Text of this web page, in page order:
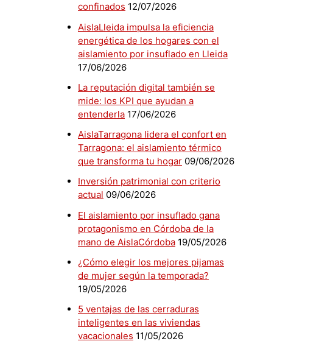
confinados 12/07/2026
AislaLleida impulsa la eficiencia
energética de los hogares con el
aislamiento por insuflado en Lleida
17/06/2026
La reputación digital también se
mide: los KPI que ayudan a
entenderla 17/06/2026
AislaTarragona lidera el confort en
Tarragona: el aislamiento térmico
que transforma tu hogar 09/06/2026
Inversión patrimonial con criterio
actual 09/06/2026
El aislamiento por insuflado gana
protagonismo en Córdoba de la
mano de AislaCórdoba 19/05/2026
¿Cómo elegir los mejores pijamas
de mujer según la temporada?
19/05/2026
5 ventajas de las cerraduras
inteligentes en las viviendas
vacacionales 11/05/2026